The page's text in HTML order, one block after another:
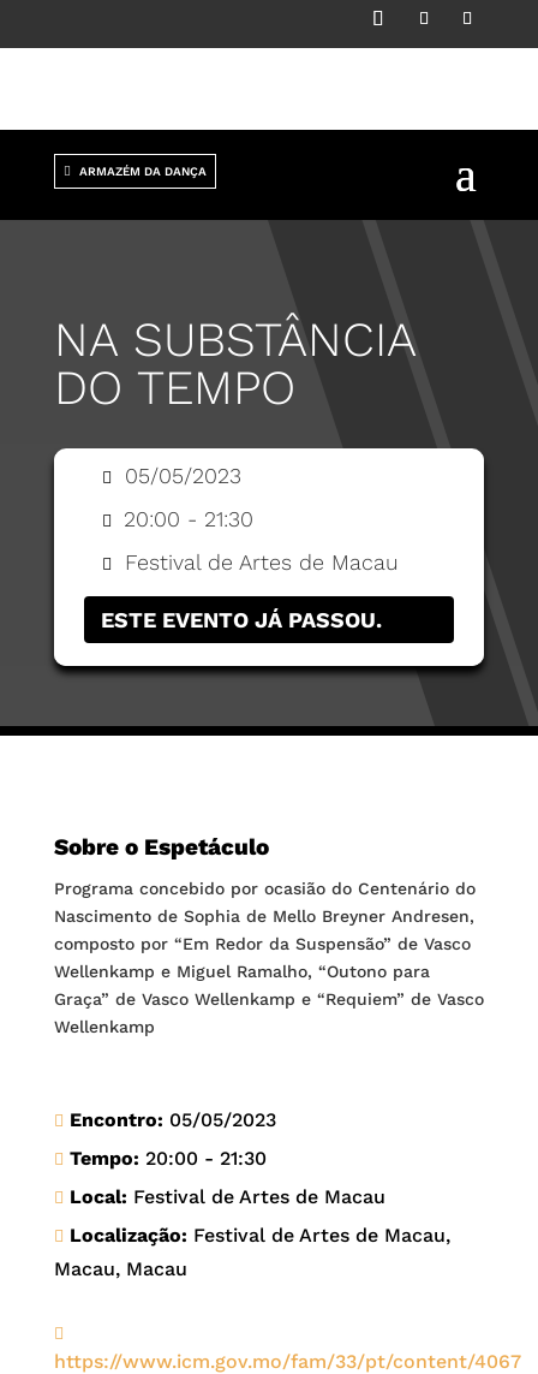
ARMAZÉM DA DANÇA
NA SUBSTÂNCIA
DO TEMPO
05/05/2023
20:00 - 21:30
Festival de Artes de Macau
ESTE EVENTO JÁ PASSOU.
Sobre o Espetáculo
Programa concebido por ocasião do Centenário do
Nascimento de Sophia de Mello Breyner Andresen,
composto por “Em Redor da Suspensão” de Vasco
Wellenkamp e Miguel Ramalho, “Outono para
Graça” de Vasco Wellenkamp e “Requiem” de Vasco
Wellenkamp
Encontro: 05/05/2023
Tempo: 20:00 - 21:30
Local: Festival de Artes de Macau
Localização: Festival de Artes de Macau,
Macau, Macau
https://www.icm.gov.mo/fam/33/pt/content/4067